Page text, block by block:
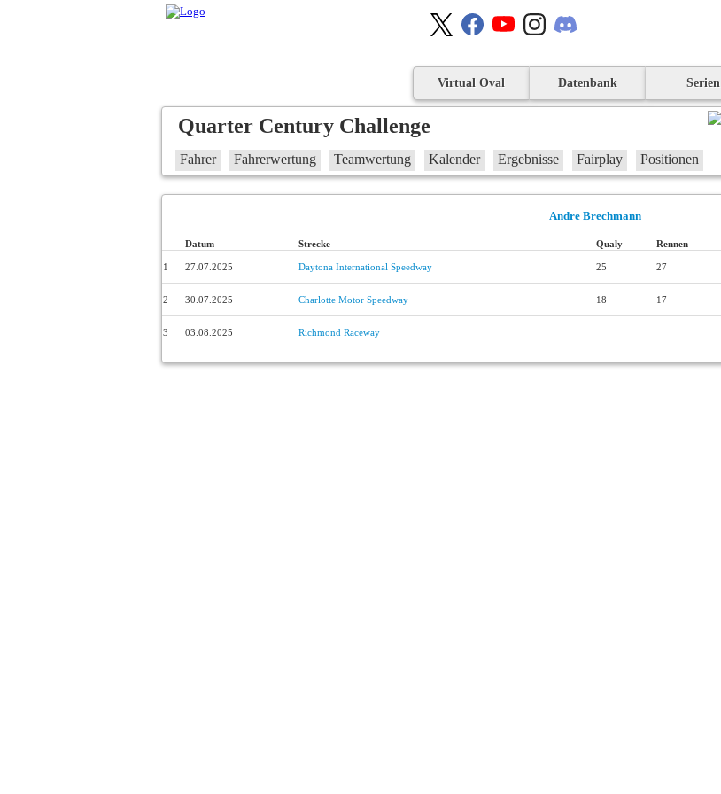
Virtual Oval Datenbank Serien
Quarter Century Challenge
Fahrer Fahrerwertung Teamwertung Kalender Ergebnisse Fairplay Positionen
Andre Brechmann
Datum Strecke Qualy Rennen
1 27.07.2025 Daytona International Speedway 25 27
2 30.07.2025 Charlotte Motor Speedway 18 17
3 03.08.2025 Richmond Raceway